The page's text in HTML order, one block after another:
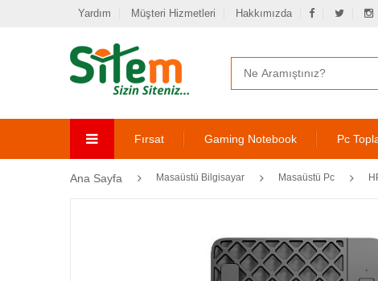
Yardım Müşteri Hizmetleri Hakkımızda
Fırsat Gaming Notebook Pc
Ana Sayfa Masaüstü Bilgisayar Masaüstü Pc